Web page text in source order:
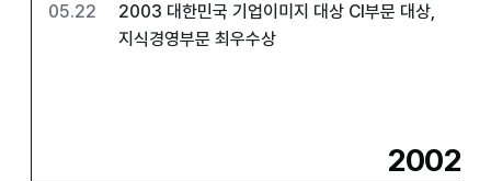
05.22
2003 대한민국 기업이미지 대상 CI부문 대상,
지식경영부문 최우수상
2002